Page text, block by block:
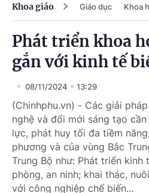
Khoa giáo Giáo dục Khoa
Phát triển khoa
gắn với kinh tế
08/11/2024 13:29
(Chinhphu.vn) - Các giải
nghệ và đổi mới sáng tạo
lực, phát huy tối đa tiềm
phương và của vùng Bắc
Trung Bộ như: Phát triển kinh
phòng, an ninh; khai thác,
với công nghiệp chế biến...